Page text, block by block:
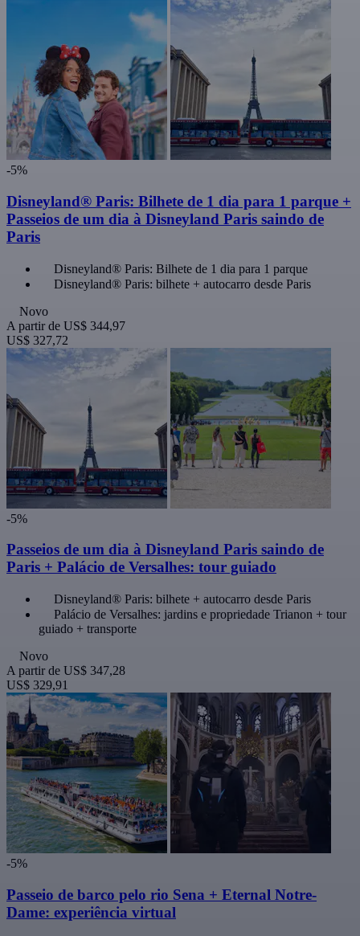
-5%
Disneyland® Paris: Bilhete de 1 dia para 1 parque +
Passeios de um dia à Disneyland Paris saindo de
Paris
Disneyland® Paris: Bilhete de 1 dia para 1 parque
Disneyland® Paris: bilhete + autocarro desde Paris
Novo
A partir de US$ 344,97
US$ 327,72
-5%
Passeios de um dia à Disneyland Paris saindo de
Paris + Palácio de Versalhes: tour guiado
Disneyland® Paris: bilhete + autocarro desde Paris
Palácio de Versalhes: jardins e propriedade Trianon + tour
guiado + transporte
Novo
A partir de US$ 347,28
US$ 329,91
-5%
Passeio de barco pelo rio Sena + Eternal Notre-
Dame: experiência virtual